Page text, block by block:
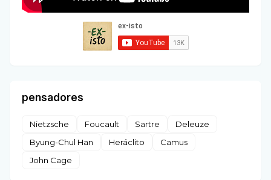
pensadores
Nietzsche Foucault Sartre
Deleuze
Byung-Chul Han
Heráclito
Camus
John Cage